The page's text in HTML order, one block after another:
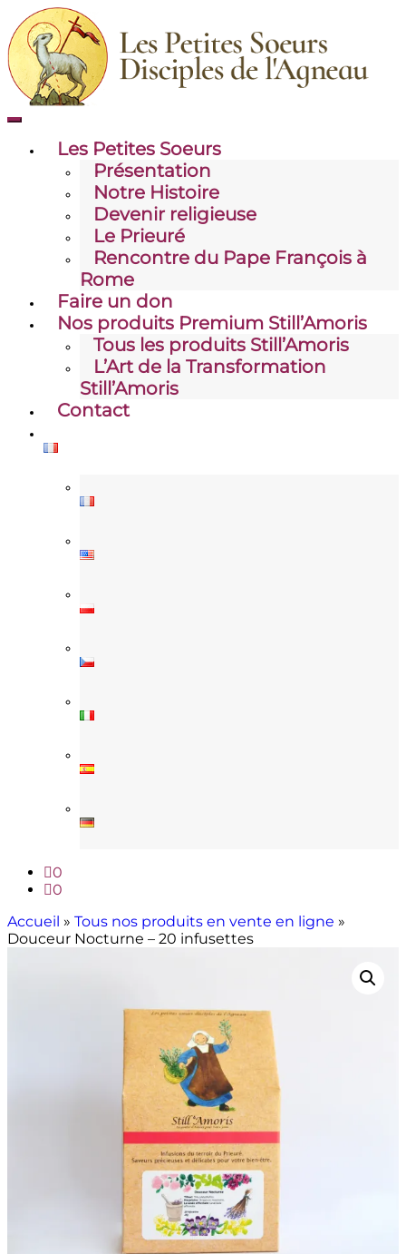
Skip
to
content
Toggle
menu
Les Petites Soeurs
Présentation
Notre Histoire
Devenir religieuse
Le Prieuré
Rencontre du Pape François à
Rome
Faire un don
Nos produits Premium Still’Amoris
Tous les produits Still’Amoris
L’Art de la Transformation
Still’Amoris
Contact
0
0
Accueil » Tous nos produits en vente en ligne »
Douceur Nocturne – 20 infusettes